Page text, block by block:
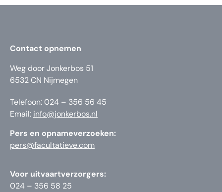
Contact opnemen
Weg door Jonkerbos 51
6532 CN Nijmegen
Telefoon: 024 – 356 56 45
Email: info@jonkerbos.nl
Pers en opnameverzoeken:
pers@facultatieve.com
Voor uitvaartverzorgers:
024 – 356 58 25